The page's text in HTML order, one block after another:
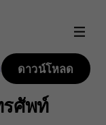
ดาวน์โหลด
ศัพท์